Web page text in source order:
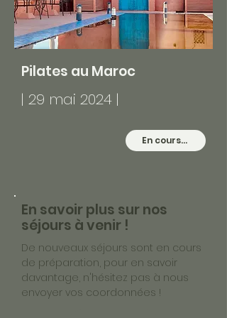
Pilates au Maroc
| 29 mai 2024 |
En cours...
En savoir plus sur nos
séjours à venir !
De nouveaux séjours sont en cours
de préparation, pour en savoir
davantage, n'hésitez pas à nous
envoyer vos coordonnées !